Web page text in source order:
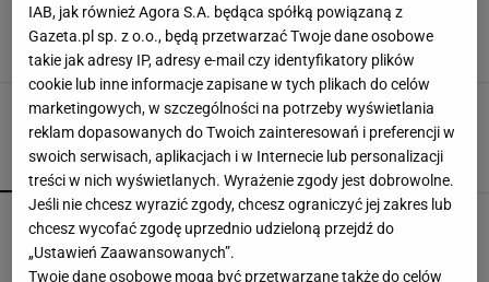
cerę, sprawdzi się też jako baza pod makijaż!
Agata Zielińska,29 LUTEGO 2024, 21:11
POPULARNE NAJNOWSZE
Rossmann przecenił kultowe Calvin Klein
Euphoria
IAB, jak również Agora S.A. będąca spółką powiązaną z
Gazeta.pl sp. z o.o., będą przetwarzać Twoje dane osobowe
takie jak adresy IP, adresy e-mail czy identyfikatory plików
cookie lub inne informacje zapisane w tych plikach do celów
marketingowych, w szczególności na potrzeby wyświetlania
reklam dopasowanych do Twoich zainteresowań i preferencji w
swoich serwisach, aplikacjach i w Internecie lub personalizacji
treści w nich wyświetlanych. Wyrażenie zgody jest dobrowolne.
Jeśli nie chcesz wyrazić zgody, chcesz ograniczyć jej zakres lub
chcesz wycofać zgodę uprzednio udzieloną przejdź do
„Ustawień Zaawansowanych”.
Twoje dane osobowe mogą być przetwarzane także do celów